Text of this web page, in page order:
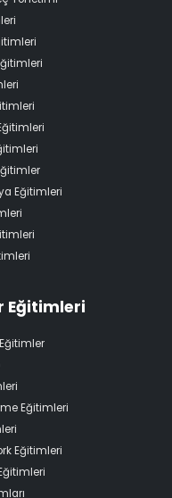
Eğitimleri
Eğitimleri
Eğitimleri
Eğitimleri